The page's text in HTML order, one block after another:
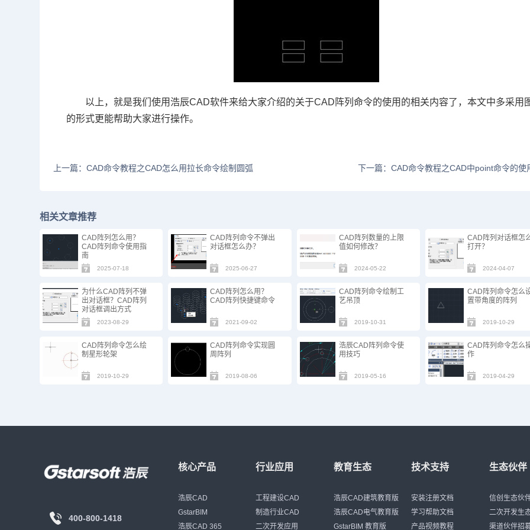
以上，就是我们使用浩辰CAD软件来给大家介绍的关于CAD 阵列命令的使用的相关内容了，本文中多采用
的形式更能帮助大家进行操作。
上一篇：CAD命令教程之CAD怎么用拉长命令绘制圆弧 下一篇：CAD命令教程之CAD中point命令的使
相关文章推荐
CAD阵列怎么用？
CAD阵列命令使用指
南
2025-07-18
CAD阵列命令不弹出
对话框怎么办？
2025-06-27
CAD阵列数量的上限
值如何修改？
2024-05-22
CAD阵列对话框怎
打开？
2024-04-07
为什么CAD阵列不弹
出对话框？CAD阵列
对话框调出方式
2023-08-29
CAD阵列怎么用？
CAD阵列快捷键命令
2021-09-02
CAD阵列命令绘制工
艺吊顶
2019-10-31
CAD阵列命令怎么
置带角度的阵列
2019-10-29
CAD阵列命令怎么绘
制星形轮架
2019-10-29
CAD阵列命令实现圆
周阵列
2019-08-06
浩辰CAD阵列命令使
用技巧
2019-05-16
CAD阵列命令怎么
作
2019-04-29
400-800-1418
核心产品
浩辰CAD
GstarBIM
浩辰CAD 365
行业应用
工程建设CAD
制造行业CAD
二次开发应用
教育生态
浩辰CAD建筑教育版
浩辰CAD电气教育版
GstarBIM 教育版
技术支持
安装注册文档
学习帮助文档
产品视频教程
生态伙伴
信创生态伙
二次开发生
渠道伙伴招